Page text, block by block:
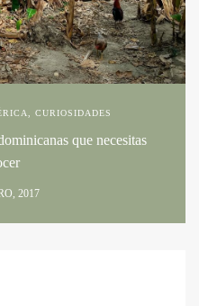
CURIOSIDADES
que necesitas
2017